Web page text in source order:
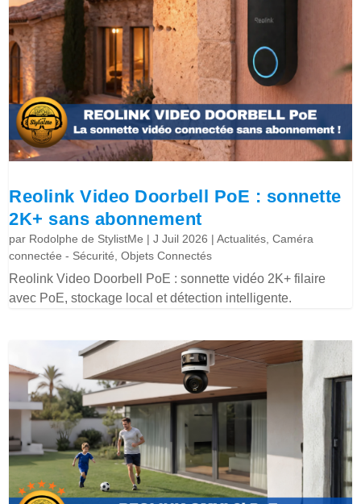
Reolink Video Doorbell PoE : sonnette
2K+ sans abonnement
par Rodolphe de StylistMe |J Juil 2026 |Actualités ,Caméra
connectée - Sécurité ,Objets Connectés
Reolink Video Doorbell PoE : sonnette vidéo 2K+ filaire
avec PoE, stockage local et détection intelligente.